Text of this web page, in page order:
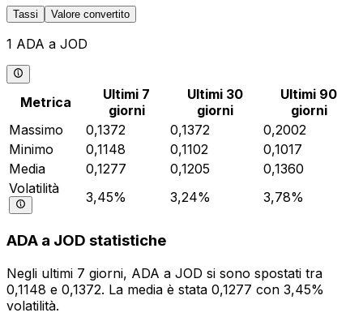
Tassi Valore convertito
1 ADA a JOD
Metrica
Ultimi 7
giorni
Ultimi 30
giorni
Ultimi 90
giorni
Massimo
0,1372 0,1372
0,2002
Minimo
0,1148 0,1102
0,1017
Media
0,1277 0,1205
0,1360
Volatilità
3,45% 3,24% 3,78%
ADA a JOD statistiche
Negli ultimi 7 giorni, ADA a JOD si sono spostati tra
0,1148 e 0,1372. La media è stata 0,1277 con 3,45%
volatilità.